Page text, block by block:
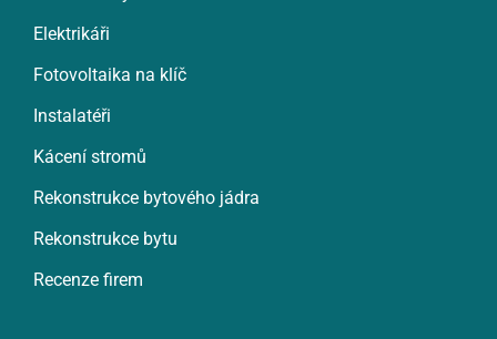
Elektrikáři
Fotovoltaika na klíč
Instalatéři
Kácení stromů
Rekonstrukce bytového jádra
Rekonstrukce bytu
Recenze firem